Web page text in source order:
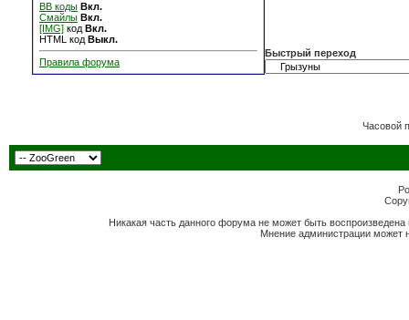
BB коды Вкл.
Смайлы Вкл.
[IMG] код Вкл.
HTML код Выкл.
Правила форума
Быстрый переход
Часовой
Никакая часть данного форума не может быть
Мнение администрации может